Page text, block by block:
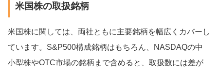
米国株の取扱銘柄
米国株に関しては、両社ともに主要銘柄を幅広くカバーし
ています。S&P500構成銘柄はもちろん、NASDAQの中
小型株やOTC市場の銘柄まで含めると、取扱数には差が